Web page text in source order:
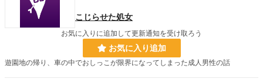
こじらせた処女
お気に入りに追加して更新通知を受け取ろう
お気に入り追加
遊園地の帰り、車の中でおしっこが限界になってしまった成人男性の話